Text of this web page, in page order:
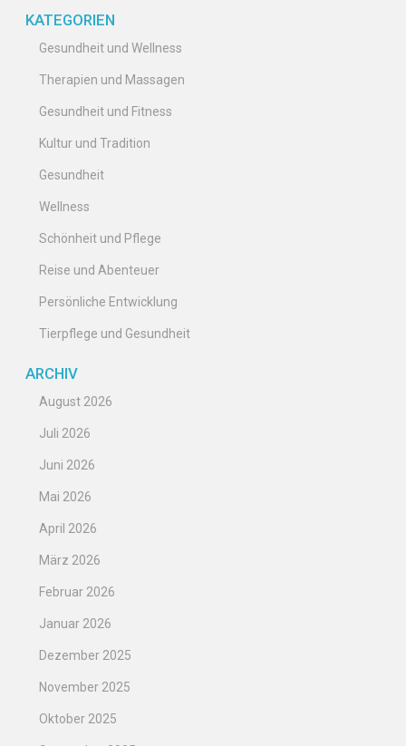
KATEGORIEN
Gesundheit und Wellness
Therapien und Massagen
Gesundheit und Fitness
Kultur und Tradition
Gesundheit
Wellness
Schönheit und Pflege
Reise und Abenteuer
Persönliche Entwicklung
Tierpflege und Gesundheit
ARCHIV
August 2026
Juli 2026
Juni 2026
Mai 2026
April 2026
März 2026
Februar 2026
Januar 2026
Dezember 2025
November 2025
Oktober 2025